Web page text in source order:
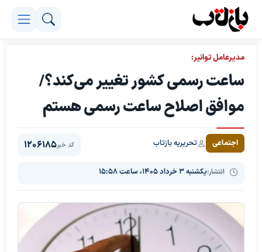
مدیرعامل توانیر:
ساعت رسمی کشور تغییر می‌کند؟/
موافق اصلاح ساعت رسمی هستم
اجتماعی تحریریه بازتاب
انتشار:یکشنبه ۳ خرداد ۱۴۰۵، ساعت ۱۵:۵۸
کد خبر1206185